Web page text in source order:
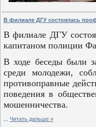
В филиале ДГУ состоялась
В филиале ДГУ
капитаном полиции
В ходе беседы были
среди молодежи,
противоправные
поведения в
мошенничества.
Читать дальше »